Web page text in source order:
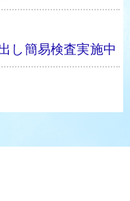
し簡易検査実施中